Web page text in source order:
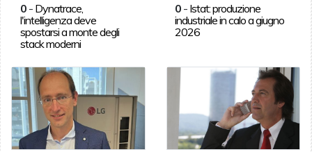
0- Dynatrace,
l'intelligenza deve
spostarsi a monte degli
stack moderni
0 - Istat: produzione
industriale in calo a giugno
2026